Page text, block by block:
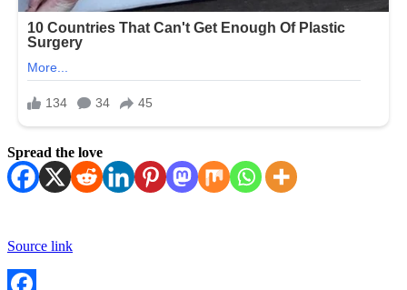
Spread the love
Source link